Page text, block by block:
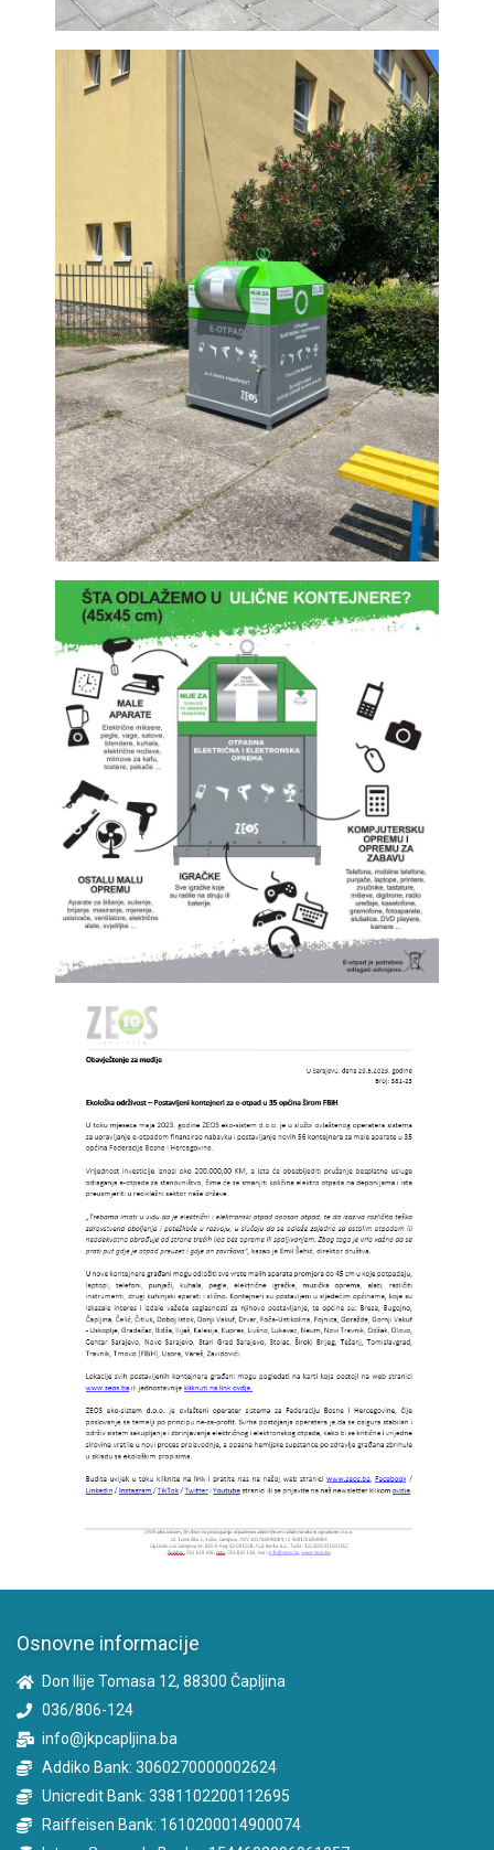
Osnovne informacije
Don Ilije Tomasa 12, 88300 Čapljina
036/806-124
info@jkpcapljina.ba
Addiko Bank: 3060270000002624
Unicredit Bank: 3381102200112695
Raiffeisen Bank: 1610200014900074